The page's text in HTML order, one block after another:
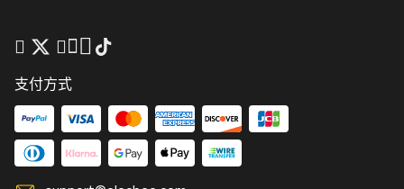
支付方式